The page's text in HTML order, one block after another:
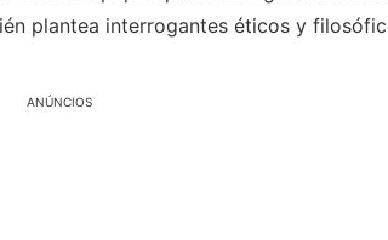
plantea interrogantes éticos y
ANÚNCIOS